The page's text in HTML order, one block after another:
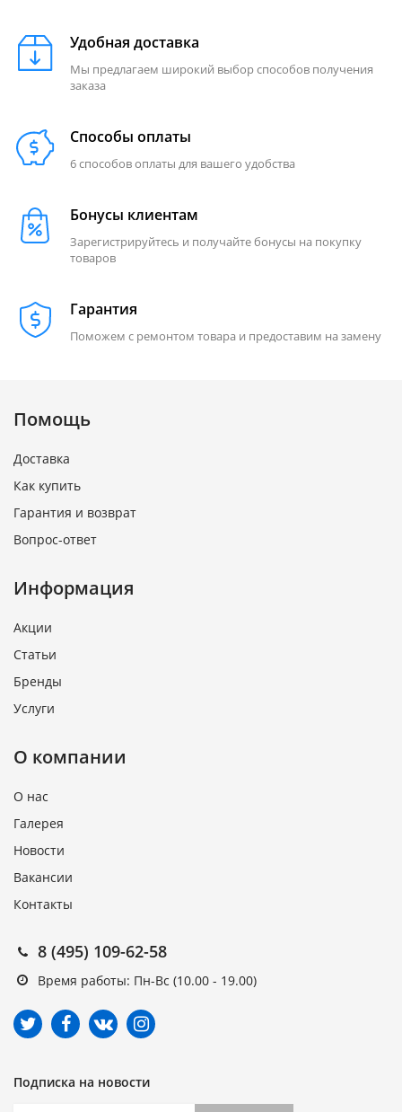
Удобная доставка
Мы предлагаем широкий выбор способов получения
заказа
Способы оплаты
6 способов оплаты для вашего удобства
Бонусы клиентам
Зарегистрируйтесь и получайте бонусы на покупку
товаров
Гарантия
Поможем с ремонтом товара и предоставим на замену
Помощь
Доставка
Как купить
Гарантия и возврат
Вопрос-ответ
Информация
Акции
Статьи
Бренды
Услуги
О компании
О нас
Галерея
Новости
Вакансии
Контакты
8 (495) 109-62-58
Время работы: Пн-Вс (10.00 - 19.00)
Подписка на новости